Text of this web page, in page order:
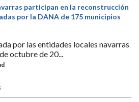
participan en la reconstrucción
por la DANA de 175 municipios
por las entidades locales navarras
octubre de 20...